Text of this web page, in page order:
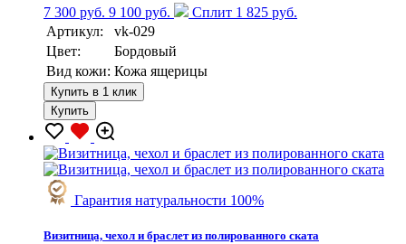
7 300 руб. 9 100 руб.
Сплит 1 825 руб.
Артикул:
vk-029
Цвет:
Бордовый
Вид кожи: Кожа ящерицы
Купить в 1 клик
Купить
Гарантия натуральности 100%
Визитница, чехол и браслет из полированного ската